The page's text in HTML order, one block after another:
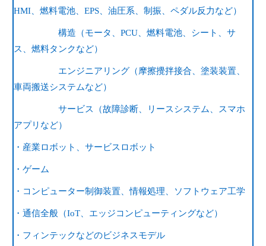
HMI、燃料電池、EPS、油圧系、制振、ペダル反力など）
構造（モータ、PCU、燃料電池、シート、サ
ス、燃料タンクなど）
エンジニアリング（摩擦攪拌接合、塗装装置、
車両搬送システムなど）
サービス（故障診断、リースシステム、スマホ
アプリなど）
・産業ロボット、サービスロボット
・ゲーム
・コンピューター制御装置、情報処理、ソフトウェア工学
・通信全般（IoT、エッジコンピューティングなど）
・フィンテックなどのビジネスモデル